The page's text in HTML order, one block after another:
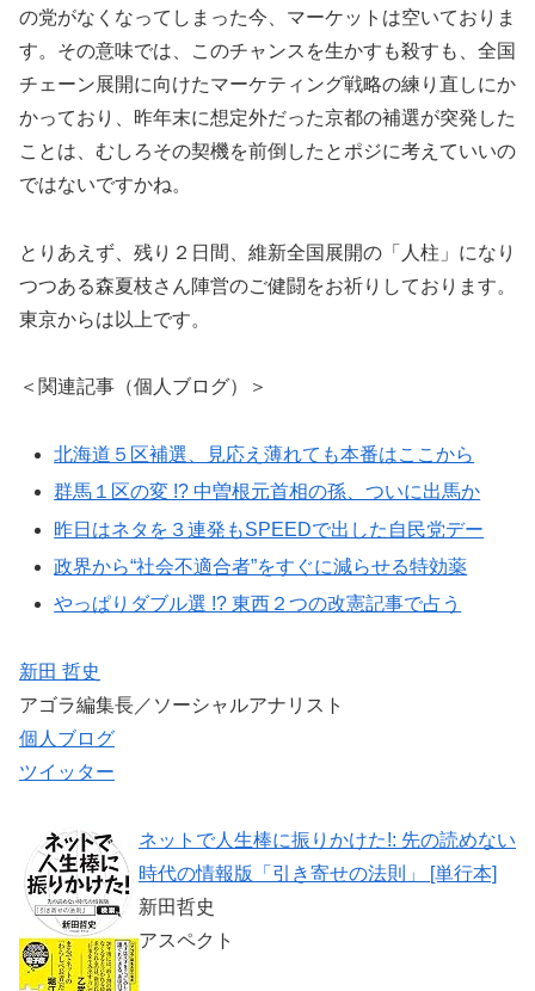
の党がなくなってしまった今、マーケットは空いておりま
す。その意味では、このチャンスを生かすも殺すも、全国
チェーン展開に向けたマーケティング戦略の練り直しにか
かっており、昨年末に想定外だった京都の補選が突発した
ことは、むしろその契機を前倒したとポジに考えていいの
ではないですかね。
とりあえず、残り２日間、維新全国展開の「人柱」になり
つつある森夏枝さん陣営のご健闘をお祈りしております。
東京からは以上です。
＜関連記事（個人ブログ）＞
北海道５区補選、見応え薄れても本番はここから
群馬１区の変 !? 中曽根元首相の孫、ついに出馬か
昨日はネタを３連発もSPEEDで出した自民党デー
政界から“社会不適合者”をすぐに減らせる特効薬
やっぱりダブル選 !? 東西２つの改憲記事で占う
新田 哲史
アゴラ編集長／ソーシャルアナリスト
個人ブログ
ツイッター
ネットで人生棒に振りかけた!: 先の読めない
時代の情報版「引き寄せの法則」 [単行本]
新田哲史
アスペクト